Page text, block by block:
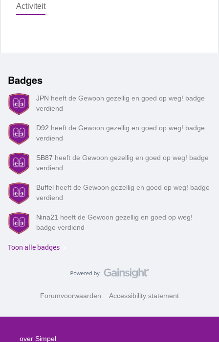
Activiteit
Badges
JPN heeft de Gewoon gezellig en goed op weg! badge
verdiend
D92 heeft de Gewoon gezellig en goed op weg! badge
verdiend
SB87 heeft de Gewoon gezellig en goed op weg! badge
verdiend
Buffel heeft de Gewoon gezellig en goed op weg! badge
verdiend
Nina21 heeft de Gewoon gezellig en goed op weg!
badge verdiend
Toon alle badges
Forumvoorwaarden Accessibility statement
over Simpel